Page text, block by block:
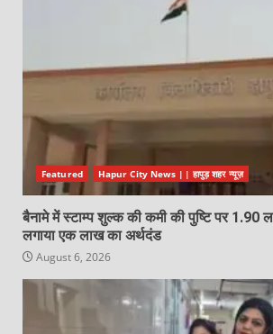
Featured Hapur City News || हापुड़ शहर न्यूज़
बैनामे में स्टाम्प शुल्क की कमी की पुष्टि पर
लगाया एक लाख का अर्थदंड
August 6, 2026